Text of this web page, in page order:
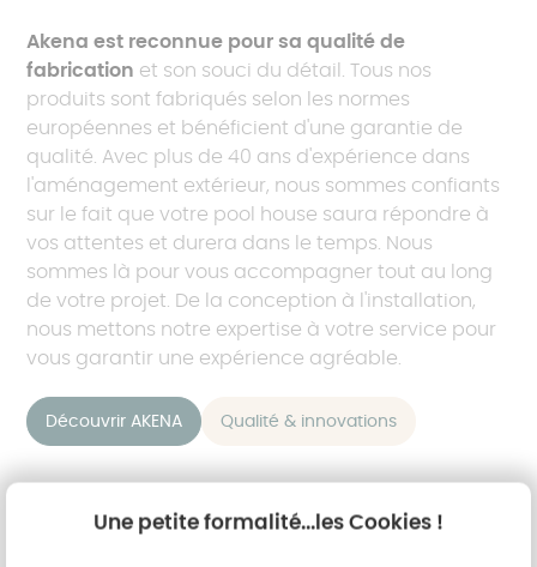
Akena est reconnue pour sa qualité de
fabrication et son souci du détail. Tous nos
produits sont fabriqués selon les normes
européennes et bénéficient d'une garantie de
qualité. Avec plus de 40 ans d'expérience dans
l'aménagement extérieur, nous sommes confiants
sur le fait que votre pool house saura répondre à
vos attentes et durera dans le temps. Nous
sommes là pour vous accompagner tout au long
de votre projet. De la conception à l'installation,
nous mettons notre expertise à votre service pour
vous garantir une expérience agréable.
Découvrir AKENA Qualité & innovations
Vous souhaitez transformer votre pool house en
Une petite formalité...les Cookies !